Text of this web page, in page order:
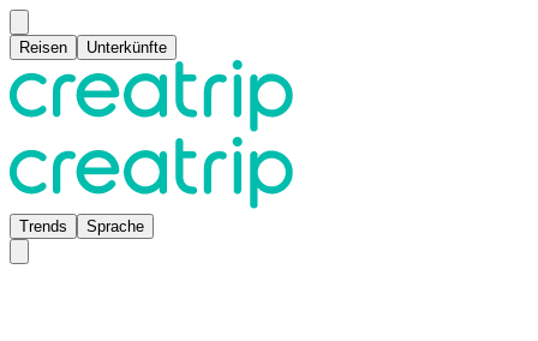
Reisen Unterkünfte
Trends Sprache